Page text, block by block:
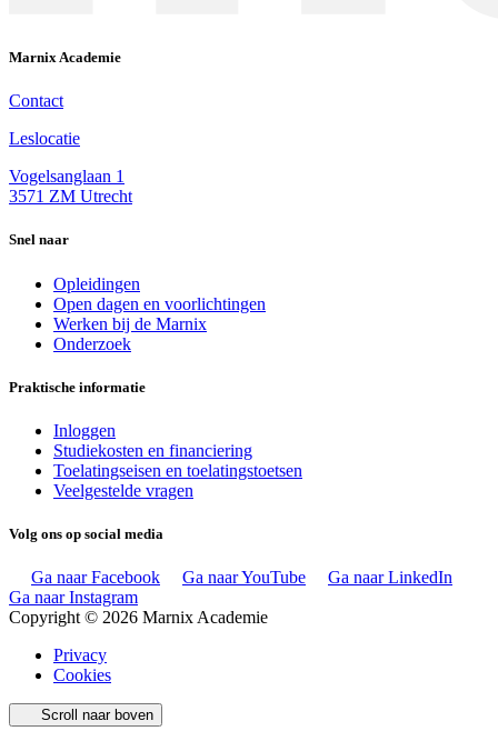
Marnix Academie
Contact
Leslocatie
Vogelsanglaan 1
3571 ZM Utrecht
Snel naar
Opleidingen
Open dagen en voorlichtingen
Werken bij de Marnix
Onderzoek
Praktische informatie
Inloggen
Studiekosten en financiering
Toelatingseisen en toelatingstoetsen
Veelgestelde vragen
Volg ons op social media
Ga naar Facebook Ga naar YouTube
Ga naar LinkedIn
Ga naar Instagram
Copyright © 2026 Marnix Academie
Privacy
Cookies
Scroll naar boven